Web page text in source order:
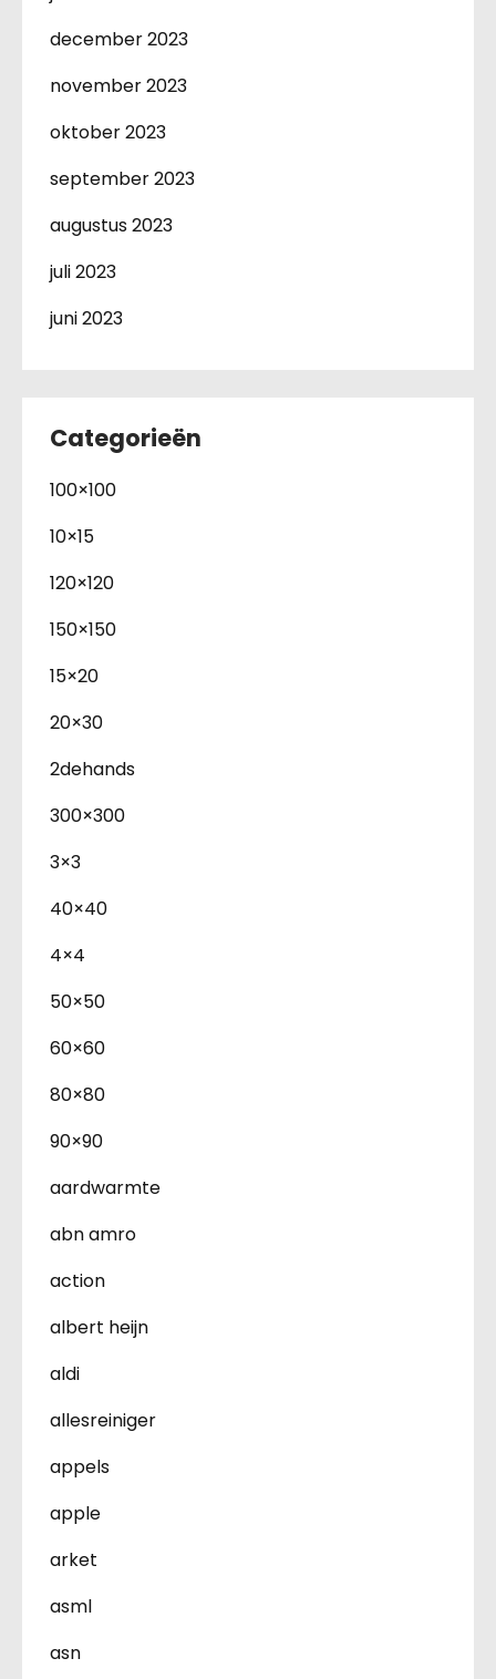
december 2023
november 2023
oktober 2023
september 2023
augustus 2023
juli 2023
juni 2023
Categorieën
100×100
10×15
120×120
150×150
15×20
20×30
2dehands
300×300
3×3
40×40
4×4
50×50
60×60
80×80
90×90
aardwarmte
abn amro
action
albert heijn
aldi
allesreiniger
appels
apple
arket
asml
asn